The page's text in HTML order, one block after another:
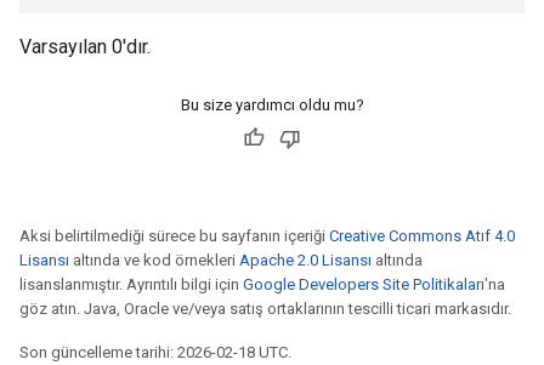
Varsayılan 0'dır.
Bu size yardımcı oldu mu?
Aksi belirtilmediği sürece bu sayfanın içeriği Creative Commons Atıf 4.0
Lisansı altında ve kod örnekleri Apache 2.0 Lisansı altında
lisanslanmıştır. Ayrıntılı bilgi için Google Developers Site Politikaları'na
göz atın. Java, Oracle ve/veya satış ortaklarının tescilli ticari markasıdır.
Son güncelleme tarihi: 2026-02-18 UTC.